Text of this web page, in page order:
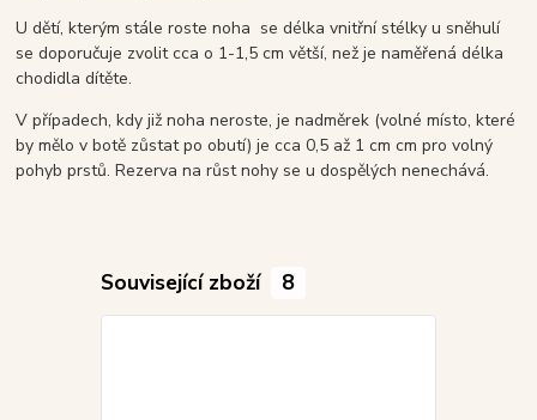
U dětí, kterým stále roste noha se délka vnitřní stélky u sněhulí
se doporučuje zvolit cca o 1-1,5 cm větší, než je naměřená délka
chodidla dítěte.
V případech, kdy již noha neroste, je nadměrek (volné místo, které
by mělo v botě zůstat po obutí) je cca 0,5 až 1 cm cm pro volný
pohyb prstů. Rezerva na růst nohy se u dospělých nenechává.
Související zboží 8